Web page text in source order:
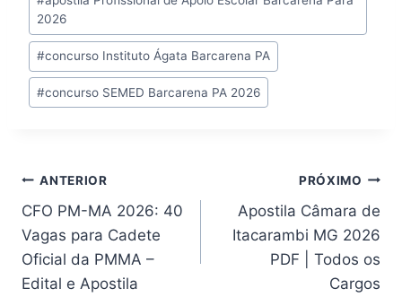
2026
#concurso Instituto Ágata Barcarena PA
#concurso SEMED Barcarena PA 2026
Navegação
de
Post
ANTERIOR
CFO PM-MA 2026: 40
Vagas para Cadete
Oficial da PMMA –
Edital e Apostila
PRÓXIMO
Apostila Câmara de
Itacarambi MG 2026
PDF | Todos os
Cargos